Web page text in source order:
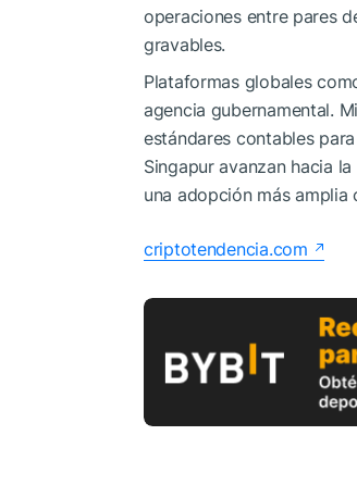
operaciones entre pares
gravables.
Plataformas globales
agencia gubernamental.
estándares contables
Singapur avanzan hacia
una adopción más amplia
criptotendencia.com